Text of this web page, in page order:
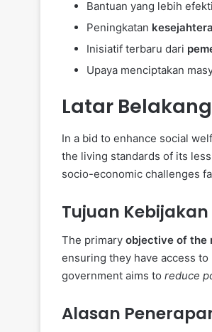
Bantuan yang lebih
Peningkatan
Inisiatif terbaru dari
Upaya menciptakan
Latar
In a bid to enhance social
the living standards of its
socio-economic challenges
Tujuan Kebijakan
The primary objective of the
ensuring they have access
government aims to reduce
Alasan